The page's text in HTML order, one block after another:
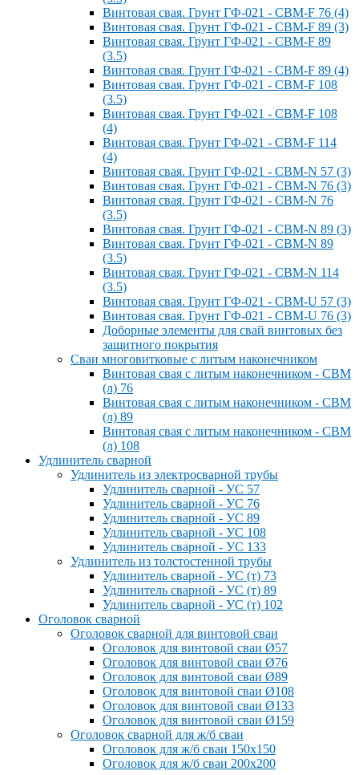
Винтовая свая. Грунт ГФ-021 - СВМ-F 76 (4)
Винтовая свая. Грунт ГФ-021 - СВМ-F 89 (3)
Винтовая свая. Грунт ГФ-021 - СВМ-F 89
(3.5)
Винтовая свая. Грунт ГФ-021 - СВМ-F 89 (4)
Винтовая свая. Грунт ГФ-021 - СВМ-F 108
(3.5)
Винтовая свая. Грунт ГФ-021 - СВМ-F 108
(4)
Винтовая свая. Грунт ГФ-021 - СВМ-F 114
(4)
Винтовая свая. Грунт ГФ-021 - СВМ-N 57 (3)
Винтовая свая. Грунт ГФ-021 - СВМ-N 76 (3)
Винтовая свая. Грунт ГФ-021 - СВМ-N 76
(3.5)
Винтовая свая. Грунт ГФ-021 - СВМ-N 89 (3)
Винтовая свая. Грунт ГФ-021 - СВМ-N 89
(3.5)
Винтовая свая. Грунт ГФ-021 - СВМ-N 114
(3.5)
Винтовая свая. Грунт ГФ-021 - СВМ-U 57 (3)
Винтовая свая. Грунт ГФ-021 - СВМ-U 76 (3)
Доборные элементы для свай винтовых без
защитного покрытия
Сваи многовитковые с литым наконечником
Винтовая свая с литым наконечником - СВМ
(л) 76
Винтовая свая с литым наконечником - СВМ
(л) 89
Винтовая свая с литым наконечником - СВМ
(л) 108
Удлинитель сварной
Удлинитель из электросварной трубы
Удлинитель сварной - УС 57
Удлинитель сварной - УС 76
Удлинитель сварной - УС 89
Удлинитель сварной - УС 108
Удлинитель сварной - УС 133
Удлинитель из толстостенной трубы
Удлинитель сварной - УС (т) 73
Удлинитель сварной - УС (т) 89
Удлинитель сварной - УС (т) 102
Оголовок сварной
Оголовок сварной для винтовой сваи
Оголовок для винтовой сваи Ø57
Оголовок для винтовой сваи Ø76
Оголовок для винтовой сваи Ø89
Оголовок для винтовой сваи Ø108
Оголовок для винтовой сваи Ø133
Оголовок для винтовой сваи Ø159
Оголовок сварной для ж/б сваи
Оголовок для ж/б сваи 150x150
Оголовок для ж/б сваи 200x200